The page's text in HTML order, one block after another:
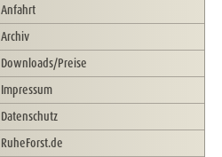
Anfahrt
Archiv
Downloads/Preise
Impressum
Datenschutz
RuheForst.de